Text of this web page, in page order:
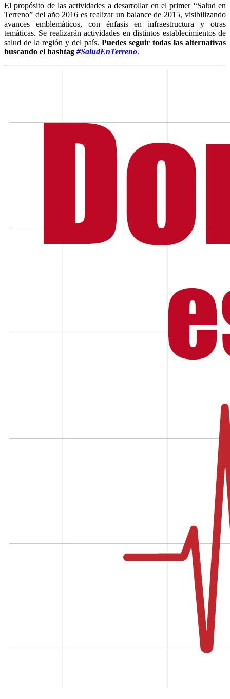
El propósito de las actividades a desarrollar en el primer “Salud en
Terreno” del año 2016 es realizar un balance de 2015, visibilizando
avances emblemáticos, con énfasis en infraestructura y otras
temáticas. Se realizarán actividades en distintos establecimientos de
salud de la región y del país. Puedes seguir todas las alternativas
buscando el hashtag #SaludEnTerreno.